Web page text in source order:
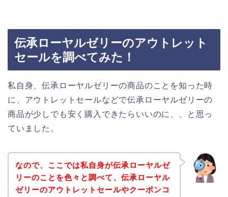
伝承ローヤルゼリーのアウトレット
セールを調べてみた！
私自身、伝承ローヤルゼリーの商品のことを知った時
に、アウトレットセールなどで伝承ローヤルゼリーの
商品が少しでも安く購入できたらいいのに、、と思っ
ていました。
なので、ここでは私自身が伝承ローヤルゼ
リーのことを色々と調べて、伝承ローヤル
ゼリーのアウトレットセールやクーポンコ